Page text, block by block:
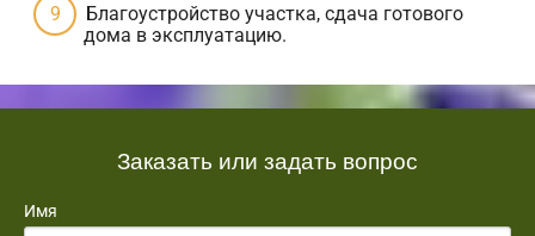
Благоустройство участка, сдача готового
дома в эксплуатацию.
Заказать или задать вопрос
Имя